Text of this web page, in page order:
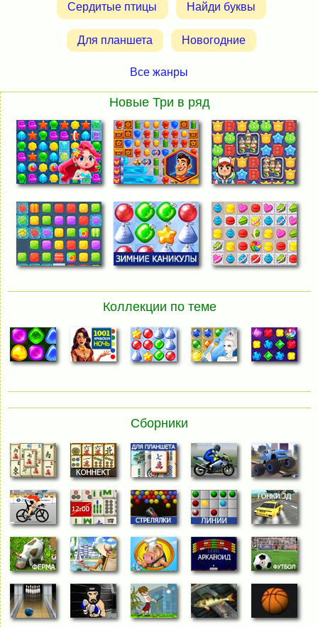
Сердитые птицы Найди буквы
Для планшета Новогодние
Все жанры
Новые Три в ряд
Коллекции по теме
Сборники